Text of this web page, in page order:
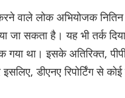
वाले लोक अभियोजक नितिन
जा सकता है। यह भी तर्क
था। इसके अतिरिक्त,
डीएनए रिपोर्टिंग से